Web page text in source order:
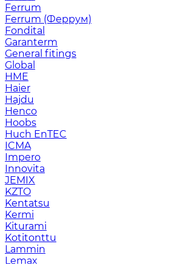
Ferrum
Ferrum (Феррум)
Fondital
Garanterm
General fitings
Global
HME
Haier
Hajdu
Henco
Hoobs
Huch EnTEC
ICMA
Impero
Innovita
JEMIX
KZTO
Kentatsu
Kermi
Kiturami
Kotitonttu
Lammin
Lemax